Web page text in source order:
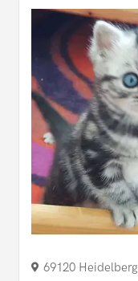
69120 Heidelberg